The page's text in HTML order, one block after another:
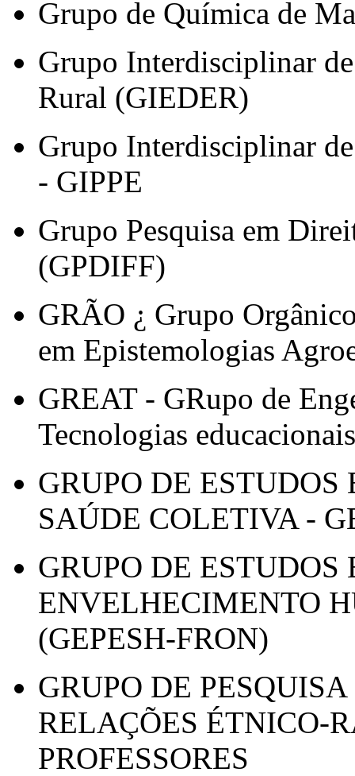
Grupo de Química de
Grupo Interdisciplinar
Rural (GIEDER)
Grupo Interdisciplinar
- GIPPE
Grupo Pesquisa em
(GPDIFF)
GRÃO ¿ Grupo
em Epistemologias
GREAT - GRupo de
Tecnologias educacionais
GRUPO DE
SAÚDE COLETIVA -
GRUPO DE ESTUDOS
ENVELHECIMENTO
(GEPESH-FRON)
GRUPO DE
RELAÇÕES ÉTNICO-
PROFESSORES